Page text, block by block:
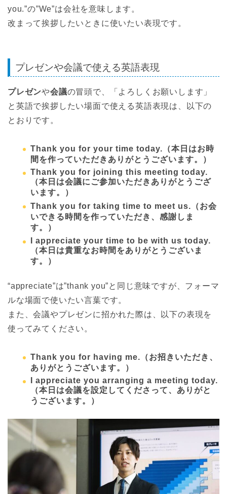
you.”の”We”は会社を意味します。
改まって挨拶したいときに使いたい表現です。
プレゼンや会議で使える英語表現
プレゼンや会議の冒頭で、「よろしくお願いします」
と英語で挨拶したい場面で使える英語表現は、以下の
とおりです。
Thank you for your time today. （本日はお時
間を作っていただきありがとうございます。）
Thank you for joining this meeting today.
（本日は会議にご参加いただきありがとうござ
います。）
Thank you for taking time to meet us. （お会
いできる時間を作っていただき、感謝しま
す。）
I appreciate your time to be with us today.
（本日は貴重なお時間をありがとうございま
す。）
“appreciate”は”thank you”と同じ意味ですが、フォーマ
ルな場面で使いたい言葉です。
また、会議やプレゼンに招かれた際は、以下の表現を
使ってみてください。
Thank you for having me. （お招きいただき、
ありがとうございます。）
I appreciate you arranging a meeting today.
（本日は会議を設定してくださって、ありがと
うございます。）